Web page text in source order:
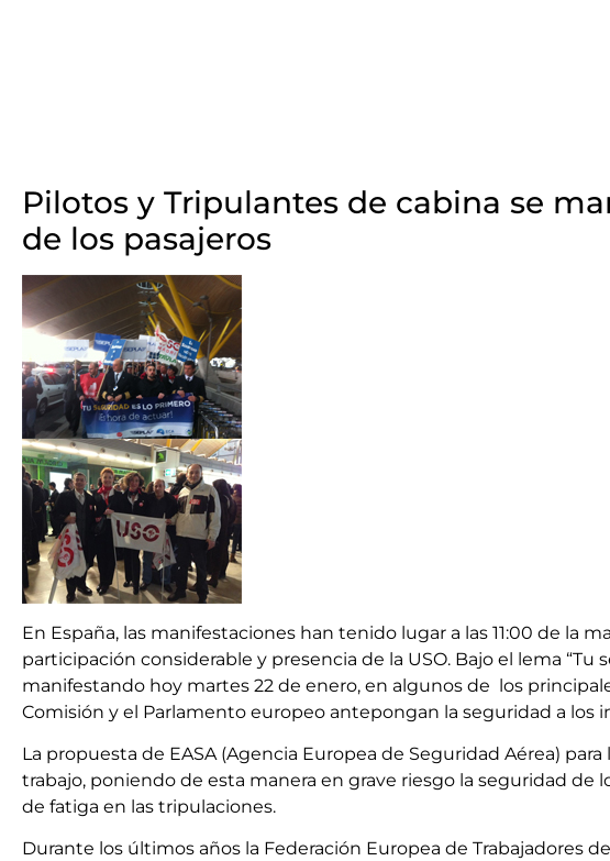
Pilotos y Tripulantes de cabina se
de los pasajeros
En España, las manifestaciones han tenido lugar a las 11:00 de la
participación considerable y presencia de la USO. Bajo el lema
manifestando hoy martes 22 de enero, en algunos de los
Comisión y el Parlamento europeo antepongan la seguridad a los
La propuesta de EASA (Agencia Europea de Seguridad Aérea)
trabajo, poniendo de esta manera en grave riesgo la seguridad de
de fatiga en las tripulaciones.
Durante los últimos años la Federación Europea de Trabajadores